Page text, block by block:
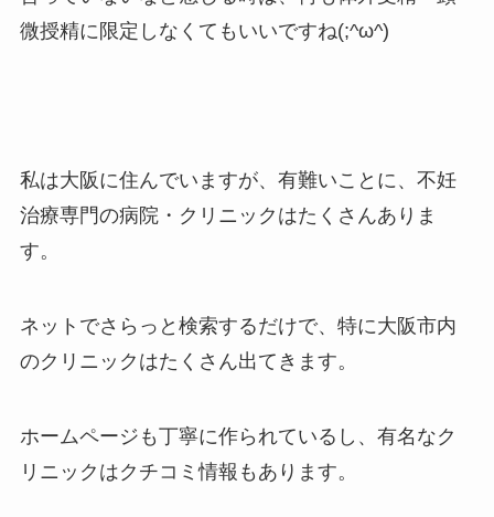
微授精に限定しなくてもいいですね(;^ω^)
私は大阪に住んでいますが、有難いことに、不妊
治療専門の病院・クリニックはたくさんありま
す。
ネットでさらっと検索するだけで、特に大阪市内
のクリニックはたくさん出てきます。
ホームページも丁寧に作られているし、有名なク
リニックはクチコミ情報もあります。